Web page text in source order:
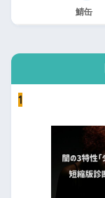
鯖缶
1